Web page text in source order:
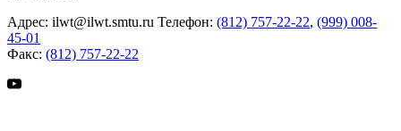
Адрес: ilwt@ilwt.smtu.ru Телефон: (812) 757-22-22, (999) 008-
45-01
Факс: (812) 757-22-22